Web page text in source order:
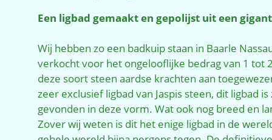
Een ligbad gemaakt en gepolijst uit een
Wij hebben zo een badkuip staan in Baarle
verkocht voor het ongelooflijke bedrag van 1 tot
deze soort steen aardse krachten aan
zeer exclusief ligbad van Jaspis steen, dit ligbad
gevonden in deze vorm. Wat ook nog breed en
Zover wij weten is dit het enige ligbad in de